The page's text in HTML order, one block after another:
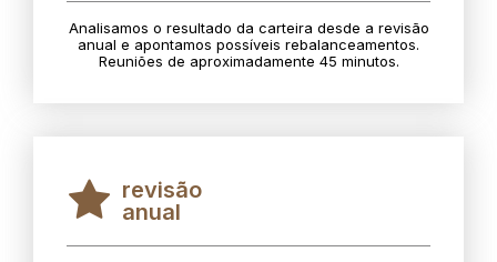
Analisamos o resultado da carteira desde a revisão
anual e apontamos possíveis rebalanceamentos.
Reuniões de aproximadamente 45 minutos.
revisão
anual